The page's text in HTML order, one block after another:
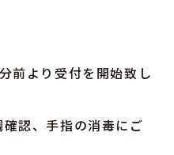
前より受付を開始致し
認、手指の消毒にご